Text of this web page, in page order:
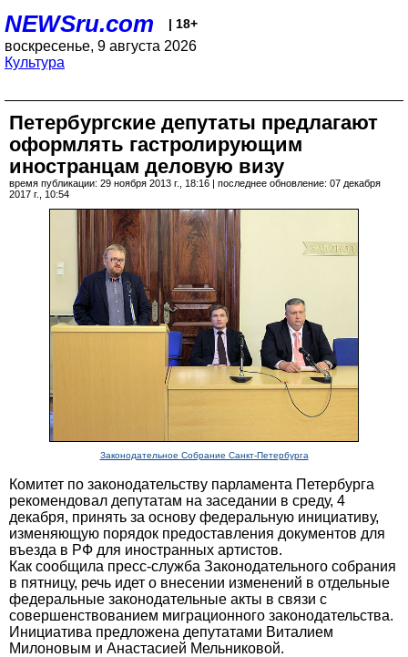
NEWSru.com | 18+
воскресенье, 9 августа 2026
Культура
Петербургские депутаты предлагают
оформлять гастролирующим
иностранцам деловую визу
время публикации: 29 ноября 2013 г., 18:16 | последнее обновление: 07 декабря
2017 г., 10:54
Законодательное Собрание Санкт-Петербурга
Комитет по законодательству парламента Петербурга
рекомендовал депутатам на заседании в среду, 4
декабря, принять за основу федеральную инициативу,
изменяющую порядок предоставления документов для
въезда в РФ для иностранных артистов.
Как сообщила пресс-служба Законодательного собрания
в пятницу, речь идет о внесении изменений в отдельные
федеральные законодательные акты в связи с
совершенствованием миграционного законодательства.
Инициатива предложена депутатами Виталием
Милоновым и Анастасией Мельниковой.